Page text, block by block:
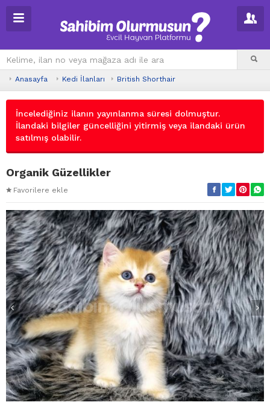
Anasayfa Kedi İlanları British Shorthair
İncelediğiniz ilanın yayınlanma süresi dolmuştur.
İlandaki bilgiler güncelliğini yitirmiş veya ilandaki ürün
satılmış olabilir.
Organik Güzellikler
Favorilere ekle